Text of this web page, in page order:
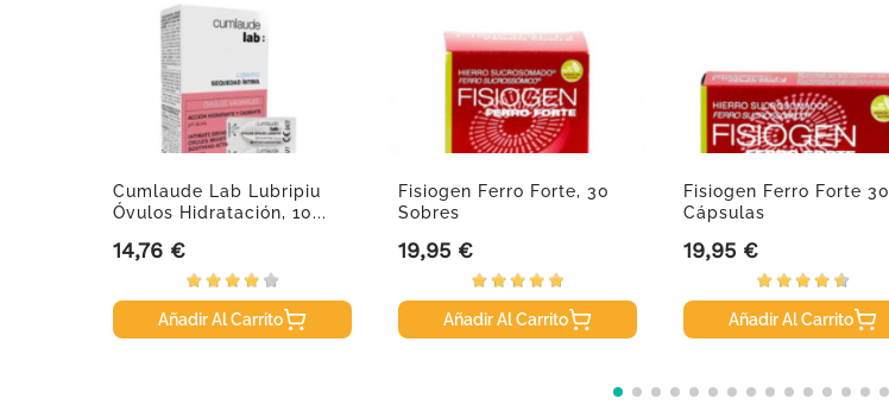
Cumlaude Lab Lubripiu
Óvulos Hidratación, 10...
Precio
14,76 €
Añadir Al Carrito
Fisiogen Ferro Forte, 30
Sobres
Precio
19,95 €
Añadir Al Carrito
Fisiogen Ferro Forte 30
Cápsulas
Precio
19,95 €
Añadir Al Carrito